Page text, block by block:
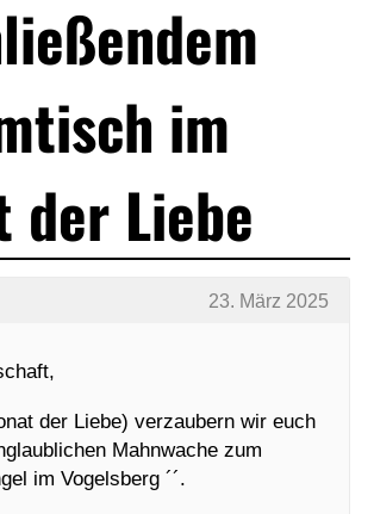
im
der Liebe
23. März 2025
der Liebe) verzaubern wir euch
Mahnwache zum
im Vogelsberg ´´.